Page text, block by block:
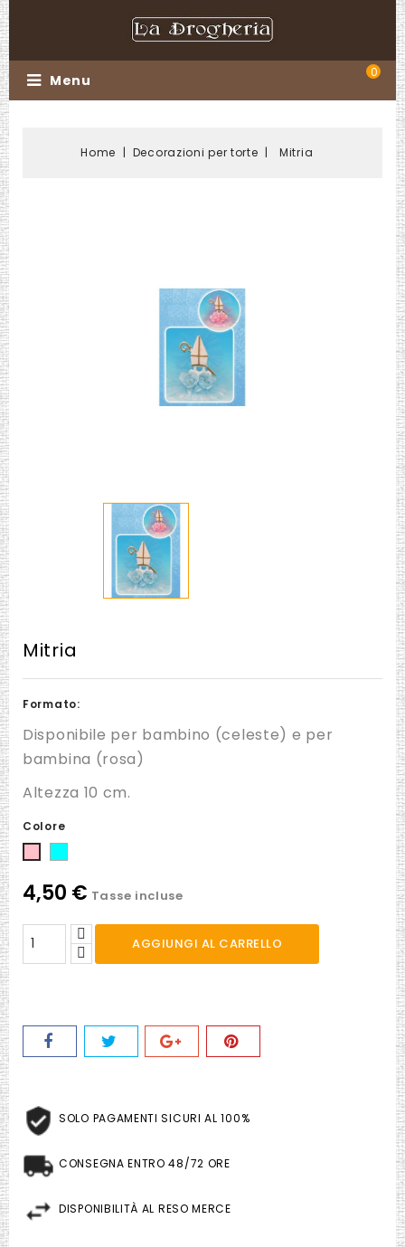
0
Menu
Home Decorazioni per torte Mitria
Mitria
Formato:
Disponibile per bambino (celeste) e per
bambina (rosa)
Altezza 10 cm.
Colore
4,50 € Tasse incluse
AGGIUNGI AL CARRELLO
SOLO PAGAMENTI SICURI AL 100%
CONSEGNA ENTRO 48/72 ORE
DISPONIBILITÀ AL RESO MERCE